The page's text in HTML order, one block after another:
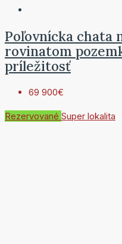
Poľovnícka chata
rovinatom
príležitosť
69 900€
Rezervované Super lokalita